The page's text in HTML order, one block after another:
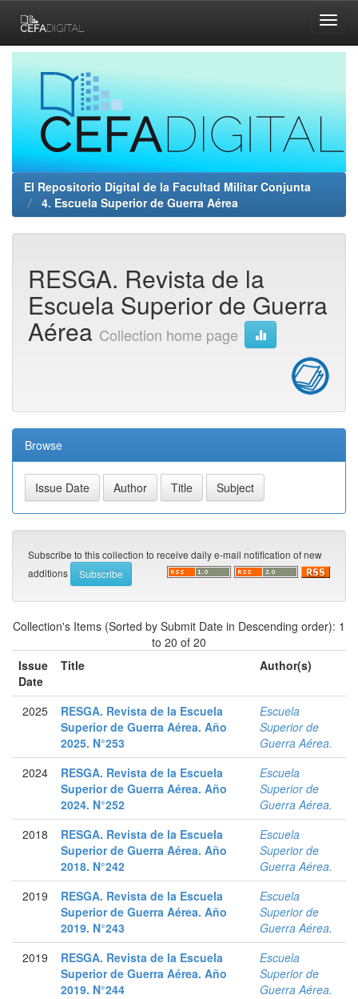
navigation
El Repositorio Digital de la Facultad Militar Conjunta
4. Escuela Superior de Guerra Aérea
RESGA. Revista de la
Escuela Superior de Guerra
Aérea Collection home page
Browse
Subscribe to this collection to receive daily e-mail notification of new
additions
Collection's Items (Sorted by Submit Date in Descending order): 1
to 20 of 20
Issue
Date
Title Author(s)
2025
RESGA. Revista de la Escuela
Superior de Guerra Aérea. Año
2025. N°253
Escuela
Superior de
Guerra Aérea.
2024
RESGA. Revista de la Escuela
Superior de Guerra Aérea. Año
2024. N°252
Escuela
Superior de
Guerra Aérea.
2018
RESGA. Revista de la Escuela
Superior de Guerra Aérea. Año
2018. N°242
Escuela
Superior de
Guerra Aérea.
2019
RESGA. Revista de la Escuela
Superior de Guerra Aérea. Año
2019. N°243
Escuela
Superior de
Guerra Aérea.
2019
RESGA. Revista de la Escuela
Superior de Guerra Aérea. Año
2019. N°244
Escuela
Superior de
Guerra Aérea.